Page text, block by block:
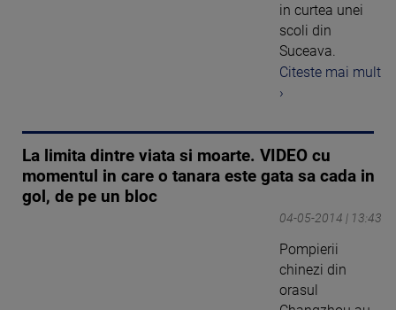
in curtea unei
scoli din
Suceava.
Citeste mai mult
›
La limita dintre viata si moarte. VIDEO cu
momentul in care o tanara este gata sa cada in
gol, de pe un bloc
04-05-2014 | 13:43
Pompierii
chinezi din
orasul